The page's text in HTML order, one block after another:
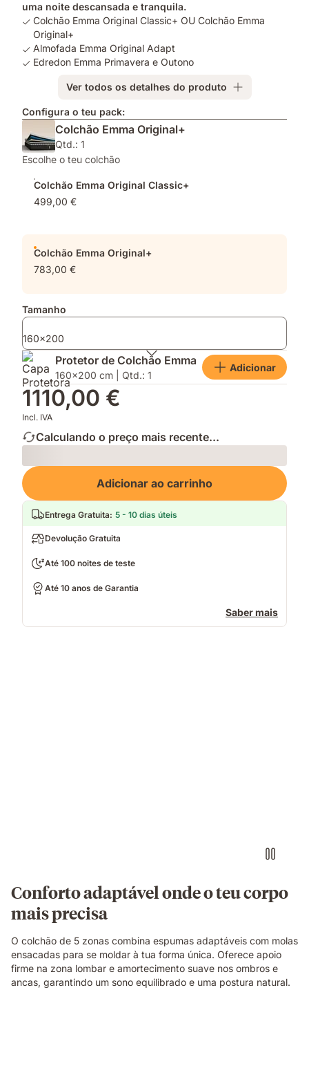
uma noite descansada e tranquila.
Colchão Emma Original Classic+ OU Colchão Emma
Original+
Almofada Emma Original Adapt
Edredon Emma Primavera e Outono
Ver todos os detalhes do produto
Configura o teu pack:
Colchão Emma Original+
Qtd.: 1
Escolhe o teu colchão
Colchão Emma Original Classic+
499,00 €
Colchão Emma Original+
783,00 €
Tamanho
160x200
Protetor de Colchão Emma
160x200 cm | Qtd.: 1
Adicionar
1110,00 €
Incl. IVA
Calculando o preço mais recente...
Loading
Adicionar ao carrinho
Entrega Gratuita: 5 - 10 dias úteis
Devolução Gratuita
Até 100 noites de teste
Até 10 anos de Garantia
Saber mais
descanso.
Conforto adaptável onde o teu corpo
mais precisa
O colchão de 5 zonas combina espumas adaptáveis com molas
ensacadas para se moldar à tua forma única. Oferece apoio
firme na zona lombar e amortecimento suave nos ombros e
ancas, garantindo um sono equilibrado e uma postura natural.